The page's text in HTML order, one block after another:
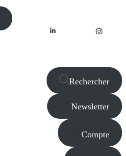
Rechercher
Newsletter
Compte